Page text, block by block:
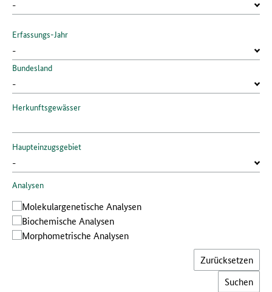
Erfassungs-Jahr
Bundesland
Herkunftsgewässer
Haupteinzugsgebiet
Analysen
Molekular­genetische Analysen
Bio­chemische Analysen
Morphometrische Analysen
Zurücksetzen